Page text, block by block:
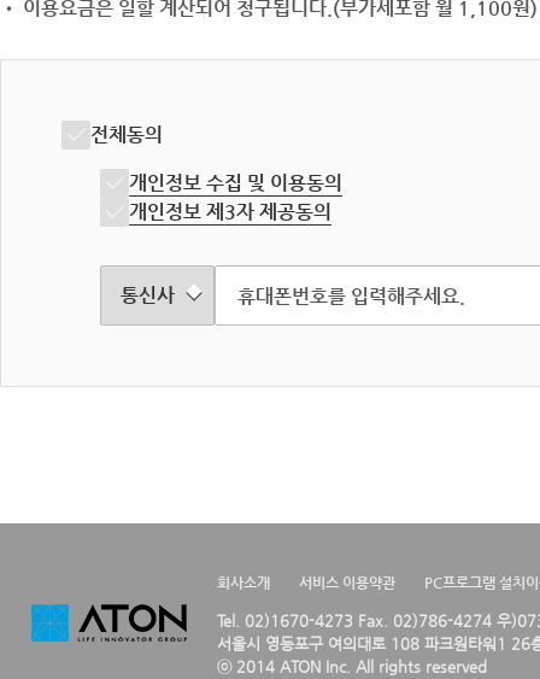
• 이용요금은 일할 계산되어 청구됩니다.(부가세포함 월 1,100원)
전체동의
개인정보 수집 및 이용동의
개인정보 제3자 제공동의
회사소개 서비스 이용약관 PC프로그램 설치
Tel. 02)1670-4273 Fax. 02)786-4274 우
서울시 영등포구 여의대로 108 파크원타워1 26
ⓒ 2014 ATON Inc. All rights reserved